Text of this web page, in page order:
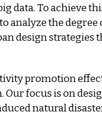
data. To achieve
analyze the
design strategies
promotion
focus is on
natural